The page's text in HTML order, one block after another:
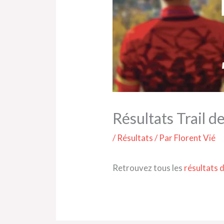
Résultats Trail
/Résultats/ ParFlorent Vié
Retrouvez tous les résultats